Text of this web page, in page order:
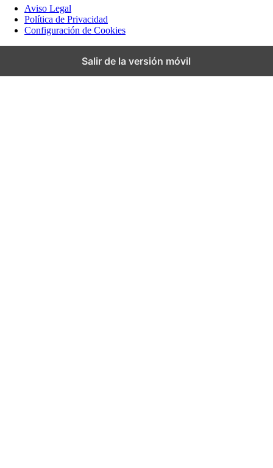
Aviso Legal
Política de Privacidad
Configuración de Cookies
Salir de la versión móvil